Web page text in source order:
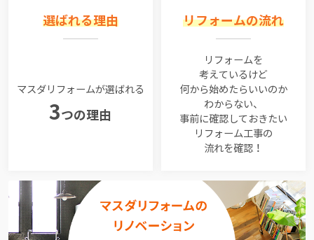
選ばれる理由
マスダリフォームが選ばれる
3つの理由
リフォームの流れ
リフォームを
考えているけど
何から始めたらいいのか
わからない、
事前に確認しておきたい
リフォーム工事の
流れを確認！